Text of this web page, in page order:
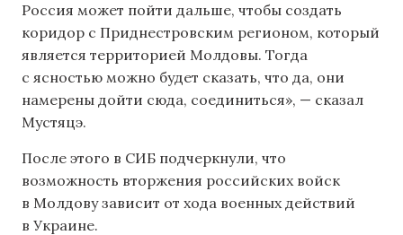
Россия может пойти дальше, чтобы создать
коридор с Приднестровским регионом, который
является территорией Молдовы. Тогда
с ясностью можно будет сказать, что да, они
намерены дойти сюда, соединиться», — сказал
Мустяцэ.
После этого в СИБ подчеркнули, что
возможность вторжения российских войск
в Молдову зависит от хода военных действий
в Украине.